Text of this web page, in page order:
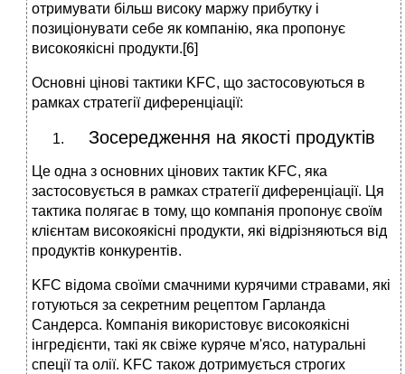
отримувати більш високу маржу прибутку і
позиціонувати себе як компанію, яка пропонує
високоякісні продукти.[6]
Основні цінові тактики KFC, що застосовуються в
рамках стратегії диференціації:
Зосередження на якості продуктів
Це одна з основних цінових тактик KFC, яка
застосовується в рамках стратегії диференціації. Ця
тактика полягає в тому, що компанія пропонує своїм
клієнтам високоякісні продукти, які відрізняються від
продуктів конкурентів.
KFC відома своїми смачними курячими стравами, які
готуються за секретним рецептом Гарланда
Сандерса. Компанія використовує високоякісні
інгредієнти, такі як свіже куряче м'ясо, натуральні
спеції та олії. KFC також дотримується строгих